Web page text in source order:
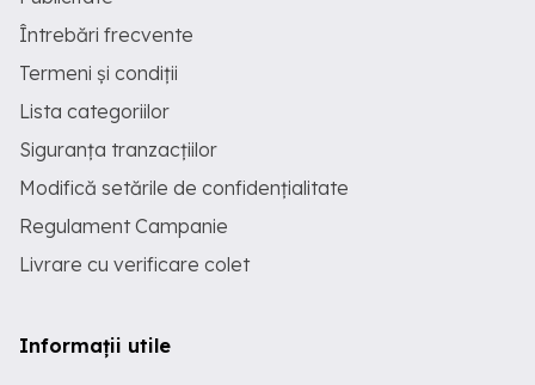
Întrebări frecvente
Termeni și condiții
Lista categoriilor
Siguranța tranzacțiilor
Modifică setările de confidențialitate
Regulament Campanie
Livrare cu verificare colet
Informații utile